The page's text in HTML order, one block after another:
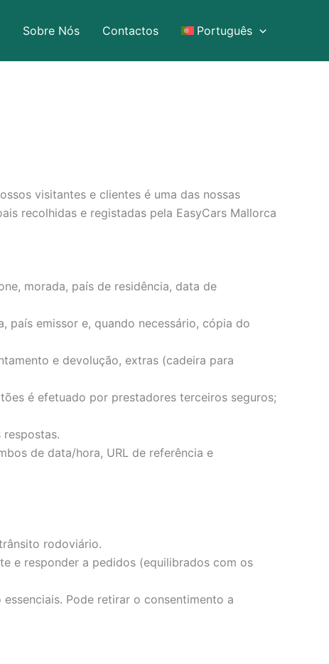
Sobre Nós Contactos Português
visitantes e clientes é uma das nossas
recolhidas e registadas pela EasyCars Mallorca
morada, país de residência, data de
país emissor e, quando necessário, cópia do
e devolução, extras (cadeira para
é efetuado por prestadores terceiros seguros;
de data/hora, URL de referência e
rodoviário.
e responder a pedidos (equilibrados com os
Pode retirar o consentimento a